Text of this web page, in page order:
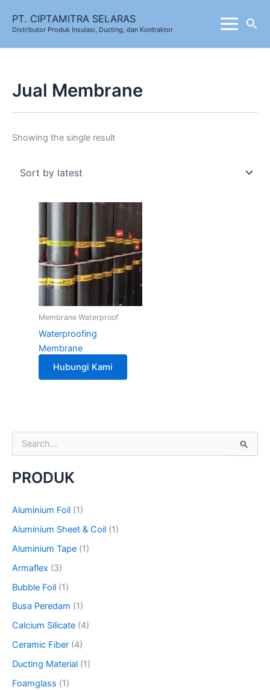
content
PT. CIPTAMITRA SELARAS
Distributor Produk Insulasi, Ducting, dan Kontraktor
Jual Membrane
Showing the single result
Membrane Waterproof
Waterproofing
Membrane
Hubungi Kami
e
f
o
:
PRODUK
Aluminium Foil (1)
Aluminium Sheet & Coil (1)
Aluminium Tape (1)
Armaflex (3)
Bubble Foil (1)
Busa Peredam (1)
Calcium Silicate (4)
Ceramic Fiber (4)
Ducting Material (1)
Foamglass (1)